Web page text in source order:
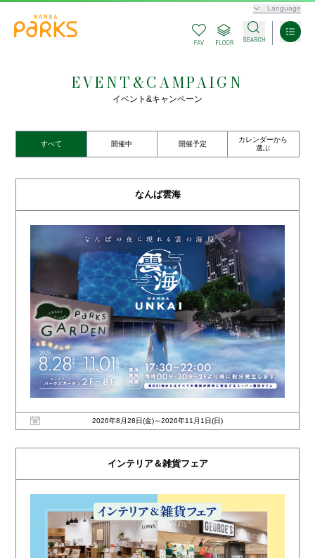
Language
EVENT&CAMPAIGN
イベント&キャンペーン
すべて 開催中 開催予定
カレンダーから
選ぶ
なんば雲海
2026年8月28日(金)～2026年11月1日(日)
インテリア＆雑貨フェア